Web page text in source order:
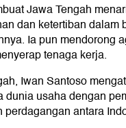
Jawa Tengah
dan ketertiban dalam
Ia pun mendorong
tenaga kerja.
Iwan Santoso
usaha dengan
antara